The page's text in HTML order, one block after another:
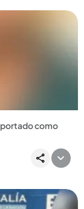
como
el domingo,
a